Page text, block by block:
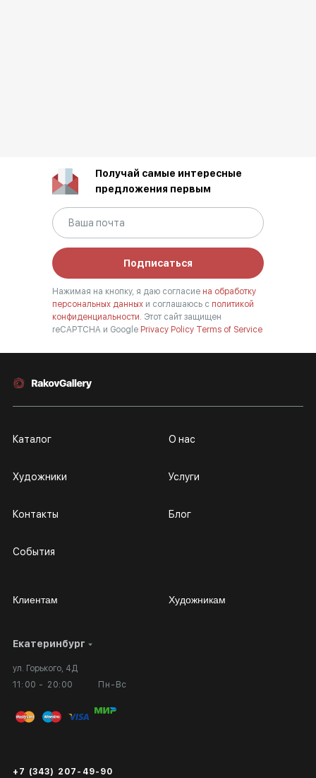
Получай самые интересные
предложения первым
Подписаться
Нажимая на кнопку, я даю согласие на обработку
персональных данных и соглашаюсь с политикой
конфиденциальности. Этот сайт защищен
reCAPTCHA и Google Privacy Policy Terms of Service
Екатеринбург
ул. Горького, 4Д
11:00 - 20:00
Пн-Вс
+7 (343) 207-49-90
Каталог
Художники
Контакты
События
О нас
Услуги
Блог
Клиентам
Личный кабинет
Вопросы и ответы
Публичная оферта
Художникам
Сотрудничество
Выставка в галерее